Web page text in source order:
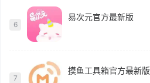
6
易次元官方最新版
7
摸鱼工具箱官方最新版